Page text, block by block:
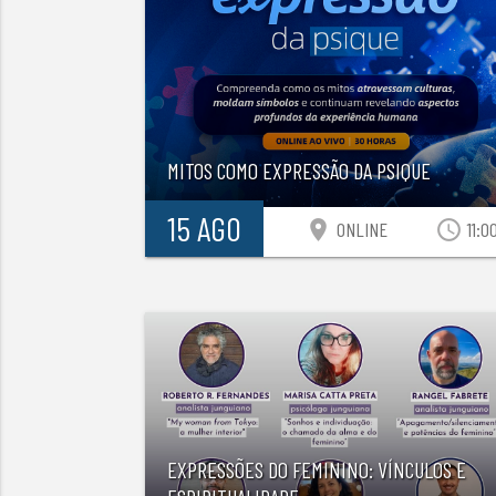
MITOS COMO EXPRESSÃO DA PSIQUE
15 AGO location_on ONLINE access_time
EXPRESSÕES DO FEMININO: VÍNCULOS E